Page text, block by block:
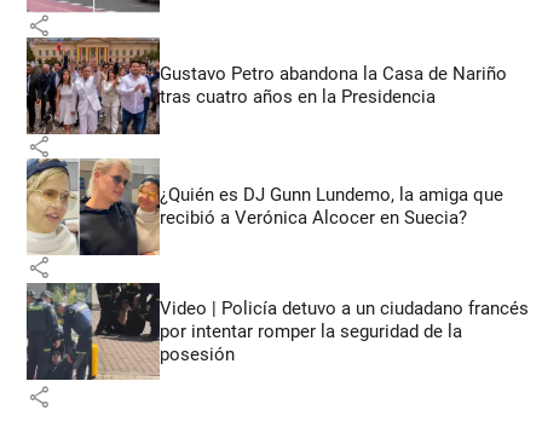
share
Gustavo Petro abandona la Casa de Nariño
tras cuatro años en la Presidencia
share
¿Quién es DJ Gunn Lundemo, la amiga que
recibió a Verónica Alcocer en Suecia?
share
Video | Policía detuvo a un ciudadano francés
por intentar romper la seguridad de la
posesión
share